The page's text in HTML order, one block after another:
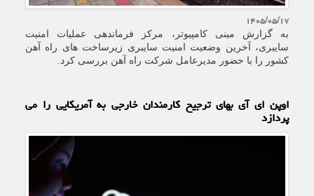
۱۴۰۵/۰۵/۱۷
به گزارش مینی کامپیوتر، مرکز فرماندهی عملیات امنیت
سایبری، آخرین وضعیت امنیت سایبری زیرساخت های راه آهن
کشور را با حضور مدیرعامل شرکت راه آهن بررسی کرد.
اوپن ای آی بهای ترجیح کارمندان خارجی به آمریکایی را می
پردازد